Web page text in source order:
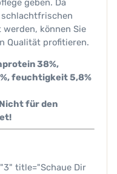
geben. Da
können Sie
Qualität profitieren.
38%,
feuchtigkeit 5,8%
Nicht für den
title="Schaue Dir